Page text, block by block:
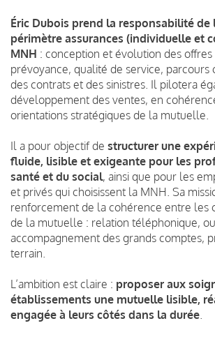
Éric Dubois prend la responsabilité de
périmètre assurances (individuelle et
MNH : conception et évolution des offres
prévoyance, qualité de service, parcours
des contrats et des sinistres. Il pilotera
développement des ventes, en
orientations stratégiques de la mutuelle.
Il a pour objectif de structurer une
fluide, lisible et exigeante pour les
santé et du social, ainsi que pour les
et privés qui choisissent la MNH. Sa
renforcement de la cohérence entre les
de la mutuelle : relation téléphonique,
accompagnement des grands comptes,
terrain.
L’ambition est claire : proposer aux
établissements une mutuelle lisible,
engagée à leurs côtés dans la durée